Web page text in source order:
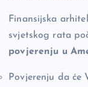
Finansijska
svjetskog rata
povjerenju u
Povjerenju da će